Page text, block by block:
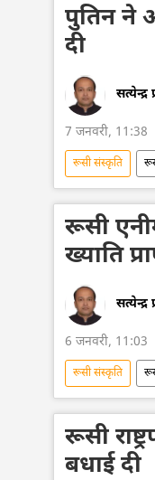
भारतीय संस्कृति
पुतिन ने
दी
सत्येन्द्र
7 जनवरी, 11:38
रूसी संस्कृति
ईसाई धर्म
रूसी
ख्याति
सत्येन्द्र
6 जनवरी, 11:03
रूसी संस्कृति
चेबुरश्का
रूसी
बधाई दी